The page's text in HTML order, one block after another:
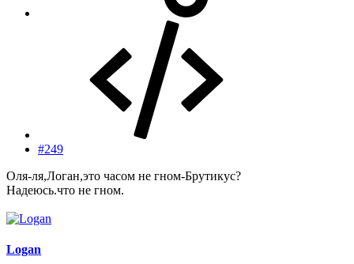
#249
Оля-ля,Логан,это часом не гном-Брутикус?
Надеюсь.что не гном.
Logan